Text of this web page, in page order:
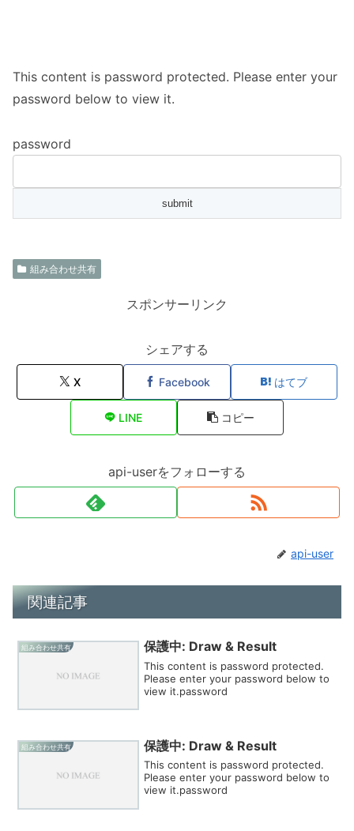
This content is password protected. Please enter your
password below to view it.
password
組み合わせ共有
スポンサーリンク
シェアする
X Facebook はてブ
LINE コピー
api-userをフォローする
api-user
関連記事
組み合わせ共有 保護中: Draw & Result
This content is password protected.
Please enter your password below to
view it.password
組み合わせ共有 保護中: Draw & Result
This content is password protected.
Please enter your password below to
view it.password